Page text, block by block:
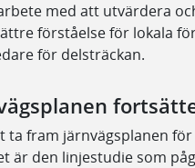
med att utvärdera
förståelse för lokala
för delsträckan.
fram järnvägsplanen
är den linjestudie som